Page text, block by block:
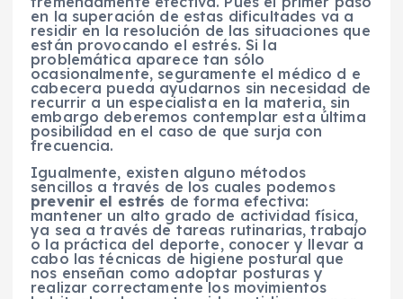
en la superación de estas dificultades va a
residir en la resolución de las situaciones que
están provocando el estrés. Si la
problemática aparece tan sólo
ocasionalmente, seguramente el médico d e
cabecera pueda ayudarnos sin necesidad de
recurrir a un especialista en la materia, sin
embargo deberemos contemplar esta última
posibilidad en el caso de que surja con
frecuencia.
Igualmente, existen alguno métodos
sencillos a través de los cuales podemos
prevenir el estrés de forma efectiva:
mantener un alto grado de actividad física,
ya sea a través de tareas rutinarias, trabajo
o la práctica del deporte, conocer y llevar a
cabo las técnicas de higiene postural que
nos enseñan como adoptar posturas y
realizar correctamente los movimientos